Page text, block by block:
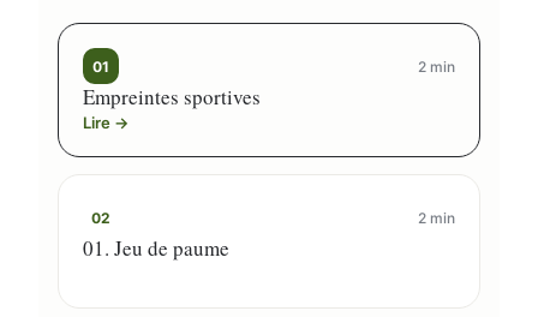
01 2 min
Empreintes sportives
Lire →
02 2 min
01. Jeu de paume